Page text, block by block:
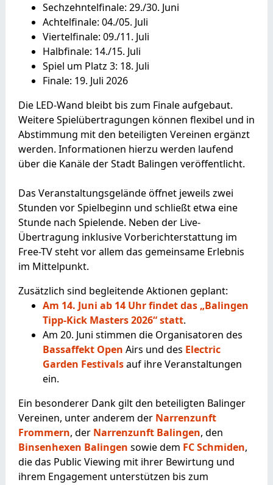
Sechzehntelfinale: 29./30. Juni
Achtelfinale: 04./05. Juli
Viertelfinale: 09./11. Juli
Halbfinale: 14./15. Juli
Spiel um Platz 3: 18. Juli
Finale: 19. Juli 2026
Die LED-Wand bleibt bis zum Finale aufgebaut.
Weitere Spielübertragungen können flexibel und in
Abstimmung mit den beteiligten Vereinen ergänzt
werden. Informationen hierzu werden laufend
über die Kanäle der Stadt Balingen veröffentlicht.
Das Veranstaltungsgelände öffnet jeweils zwei
Stunden vor Spielbeginn und schließt etwa eine
Stunde nach Spielende. Neben der Live-
Übertragung inklusive Vorberichterstattung im
Free-TV steht vor allem das gemeinsame Erlebnis
im Mittelpunkt.
Zusätzlich sind begleitende Aktionen geplant:
Am 14. Juni ab 14 Uhr findet das „Balingen
Tipp-Kick Masters 2026“ statt.
Am 20. Juni stimmen die Organisatoren des
Bassaffekt Open Airs und des Electric
Garden Festivalsauf ihre Veranstaltungen
ein.
Ein besonderer Dank gilt den beteiligten Balinger
Vereinen, unter anderem der Narrenzunft
Frommern, der Narrenzunft Balingen, den
Binsenhexen Balingen sowie dem FC Schmiden,
die das Public Viewing mit ihrer Bewirtung und
ihrem Engagement unterstützen bis zum